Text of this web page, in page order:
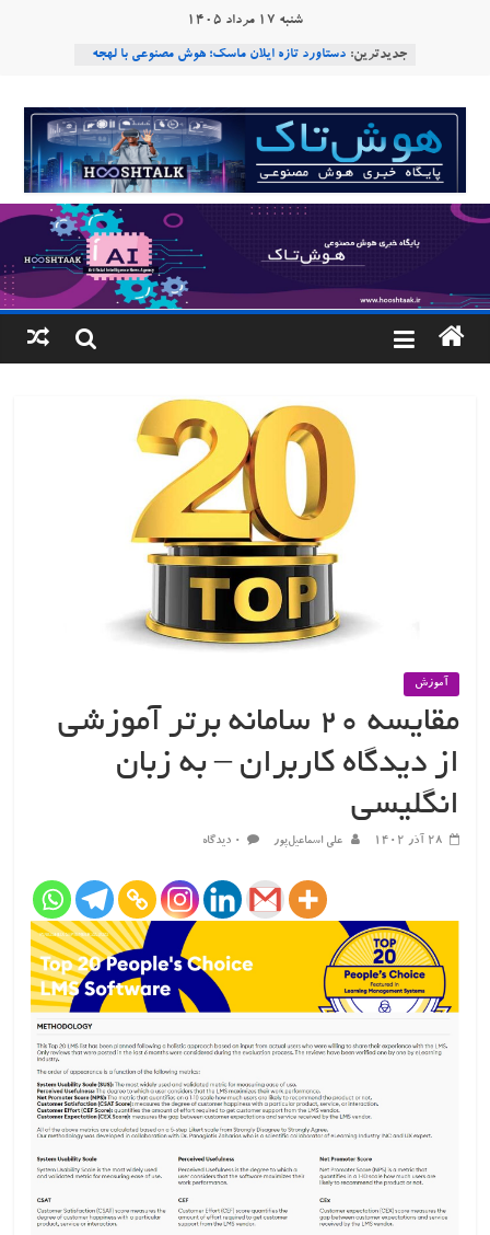
شنبه ۱۷ مرداد ۱۴۰۵
جدیدترین: دستاورد تازه ایلان ماسک؛ هوش مصنوعی با لهجه
Robotics
ربات T‑800
Consensus.app
هوش مصنوعی با تنش‌های اجتماعی چه می‌کند؟
هوشتاک
پایگاه
خبری
هوش
مصنوعی
www.hooshtaak.ir
آموزش
مقایسه ۲۰ سامانه برتر آموزشی
از دیدگاه کاربران – به زبان
انگلیسی
۲۸ آذر ۱۴۰۲ علی اسماعیل‌پور ۰ دیدگاه